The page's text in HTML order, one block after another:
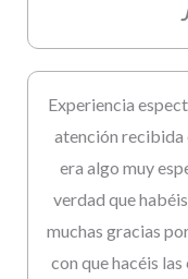
Experiencia
atención recibida
era algo muy
verdad que
muchas gracias
con que hacéis las